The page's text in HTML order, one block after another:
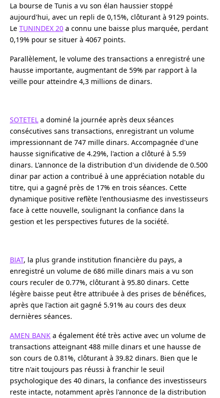
La bourse de Tunis a vu son élan haussier stoppé
aujourd'hui, avec un repli de 0,15%, clôturant à 9129 points.
Le TUNINDEX 20 a connu une baisse plus marquée, perdant
0,19% pour se situer à 4067 points.
Parallèlement, le volume des transactions a enregistré une
hausse importante, augmentant de 59% par rapport à la
veille pour atteindre 4,3 millions de dinars.
SOTETEL a dominé la journée après deux séances
consécutives sans transactions, enregistrant un volume
impressionnant de 747 mille dinars. Accompagnée d'une
hausse significative de 4.29%, l'action a clôturé à 5.59
dinars. L'annonce de la distribution d'un dividende de 0.500
dinar par action a contribué à une appréciation notable du
titre, qui a gagné près de 17% en trois séances. Cette
dynamique positive reflète l'enthousiasme des investisseurs
face à cette nouvelle, soulignant la confiance dans la
gestion et les perspectives futures de la société.
BIAT, la plus grande institution financière du pays, a
enregistré un volume de 686 mille dinars mais a vu son
cours reculer de 0.77%, clôturant à 95.80 dinars. Cette
légère baisse peut être attribuée à des prises de bénéfices,
après que l'action ait gagné 5.91% au cours des deux
dernières séances.
AMEN BANK a également été très active avec un volume de
transactions atteignant 488 mille dinars et une hausse de
son cours de 0.81%, clôturant à 39.82 dinars. Bien que le
titre n'ait toujours pas réussi à franchir le seuil
psychologique des 40 dinars, la confiance des investisseurs
reste intacte, notamment après l'annonce de la distribution